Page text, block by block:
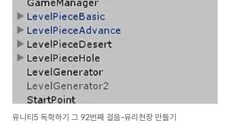
언해 주도록 합니다. 이어서 발판을 새로 생성하기 위한 변수도 선언을 해 주도
록 합니다. 다음으로는 2000이라는 거리를 넘어갔을 경우에 새로운 배경이
나오도록 위 스크린샷처..
유니티5 독학하기 그 92번째 걸음-유리천장 만들기